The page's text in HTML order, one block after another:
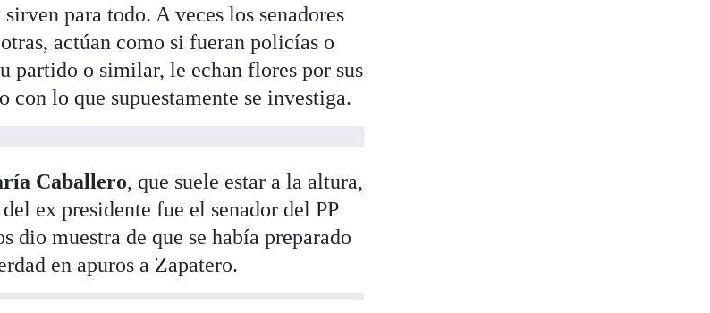
para todo. A veces los senadores
actúan como si fueran policías o
partido o similar, le echan flores por sus
lo que supuestamente se investiga.
Caballero, que suele estar a la altura,
ex presidente fue el senador del PP
dio muestra de que se había preparado
en apuros a Zapatero.